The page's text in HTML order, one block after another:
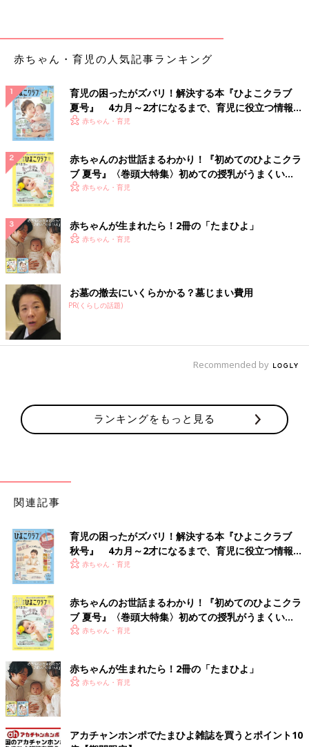
赤ちゃん・育児の人気記事ランキング
育児の困ったがズバリ！解決する本『ひよこクラブ
夏号』 4カ月～2才になるまで、育児に役立つ情報が
いっぱい！
赤ちゃん・育児
赤ちゃんのお世話まるわかり！『初めてのひよこクラ
ブ 夏号』〈巻頭大特集〉初めての授乳がうまくい
く！ おっぱい・ミルクの基本と夏のトラブル 解決テ
赤ちゃん・育児
赤ちゃんが生まれたら！2冊の「たまひよ」
赤ちゃん・育児
お墓の撤去にいくらかかる？墓じまい費用
PR(くらしの話題)
Recommended by
ランキングをもっと見る
関連記事
育児の困ったがズバリ！解決する本『ひよこクラブ
秋号』 4カ月～2才になるまで、育児に役立つ情報が
いっぱい！
赤ちゃん・育児
赤ちゃんのお世話まるわかり！『初めてのひよこクラ
ブ 夏号』〈巻頭大特集〉初めての授乳がうまくい
く！ おっぱい・ミルクの基本と夏のトラブル 解決テ
赤ちゃん・育児
赤ちゃんが生まれたら！2冊の「たまひよ」
赤ちゃん・育児
アカチャンホンポでたまひよ雑誌を買うとポイント10